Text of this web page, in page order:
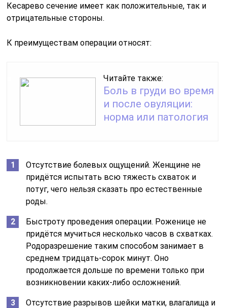
Кесарево сечение имеет как положительные, так и
отрицательные стороны.
К преимуществам операции относят:
Читайте также:
Боль в груди во время
и после овуляции:
норма или патология
Отсутствие болевых ощущений. Женщине не
придётся испытать всю тяжесть схваток и
потуг, чего нельзя сказать про естественные
роды.
Быстроту проведения операции. Роженице не
придётся мучиться несколько часов в схватках.
Родоразрешение таким способом занимает в
среднем тридцать-сорок минут. Оно
продолжается дольше по времени только при
возникновении каких-либо осложнений.
Отсутствие разрывов шейки матки, влагалища и